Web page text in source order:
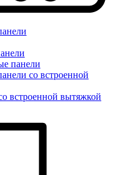
панели
со встроенной
встроенной вытяжкой